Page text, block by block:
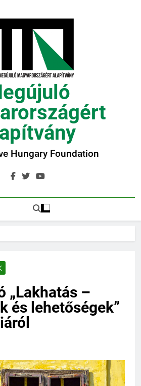
Hungary Foundation
„Lakhatás –
és lehetőségek”